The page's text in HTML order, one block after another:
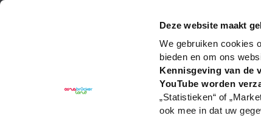
Deze website maakt
We gebruiken cookies
bieden en om ons
Kennisgeving van de
YouTube worden
„Statistieken“ of
ook mee in dat uw